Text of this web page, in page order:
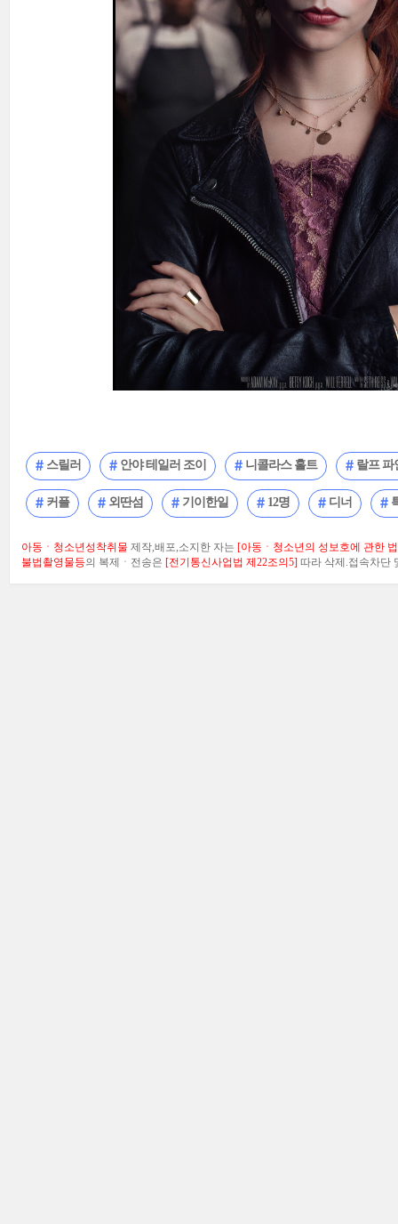
스릴러 안야 테일러 조이 니콜라스 홀트 랄프 파
커플 외딴섬 기이한일 12명 디너
아동ㆍ청소년성착취물 제작,배포,소지한 자는 [아동ㆍ청소년의 성보호에 관한
불법촬영물등의 복제ㆍ전송은 [전기통신사업법 제22조의5] 따라 삭제.접속차단